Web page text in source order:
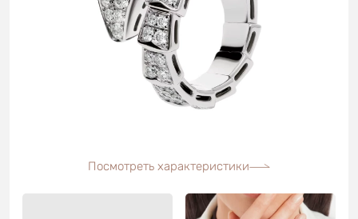
Посмотреть характеристики